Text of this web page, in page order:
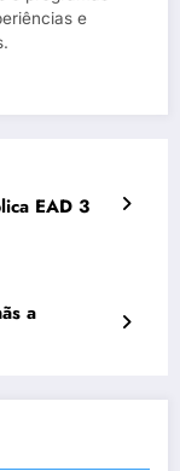
e
EAD 3
a